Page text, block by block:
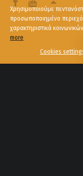
Χρησιμοποιούμε
προσωποποιημένο
χαρακτηριστικά
more
Cookies